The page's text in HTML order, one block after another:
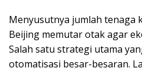
Menyusutnya jumlah tenaga
Beijing memutar otak agar
Salah satu strategi utama
otomatisasi besar-besaran.